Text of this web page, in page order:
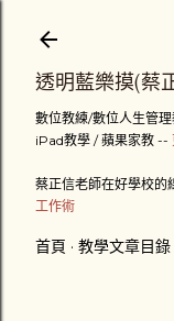
透明藍樂摸(蔡
數位教練/數位人生管
iPad教學 / 蘋果家教 --
蔡正信老師在好學校的
工作術
首頁 教學文章目錄